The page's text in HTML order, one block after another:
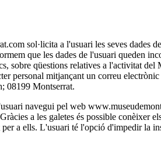
sol·licita a l'usuari les seves dades
que les dades de l'usuari
sobre qüestions relatives a l'activitat
personal mitjançant un correu
Montserrat.
navegui pel web
a les galetes és possible conèixer
a ells. L'usuari té l'opció d'impedir la